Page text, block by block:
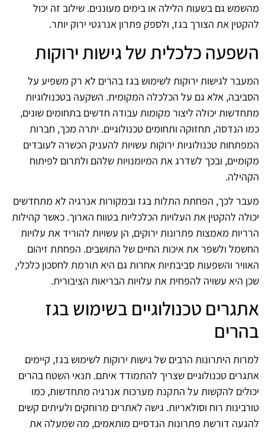
מהשמש גם בשעות הלילה או בימים מעוננים. שילוב זה יכול
להקטין את הצורך בגז, ולספק פתרון אנרגטי ירוק יותר.
השפעה כלכלית של גישות ירוקות
המעבר לגישות ירוקות לשימוש בגז בהרים לא רק משפיע על
הסביבה, אלא גם על הכלכלה המקומית. השקעה בטכנולוגיות
מתחדשות יכולה ליצור מקומות עבודה חדשים בתחומים שונים,
כמו הנדסה, תחזוקה ותחומים טכנולוגיים. יתרה מכך, חברות
המפתחות טכנולוגיות ירוקות עשויות להעניק הכשרה לעובדים
מקומיים, ובכך לשדרג את המיומנויות שלהם ולתרום לפיתוח
הקהילה.
מעבר לכך, הפחתת התלות בגז ובמקורות אנרגיה לא מתחדשים
יכולה להקטין את העלויות הכלכליות בטווח הארוך. כאשר קהילות
הרריות מאמצות פתרונות ירוקים, הן עשויות להוריד את עלויות
החשמל ולשפר את איכות החיים של התושבים. הפחתת זיהום
האוויר והשפעות סביבתיות אחרות גם היא תורמת לחסכון כלכלי,
שכן היא עשויה להפחית את עלויות הבריאות הציבורית.
אתגרים טכנולוגיים בשימוש בגז
בהרים
למרות היתרונות הרבים של גישות ירוקות לשימוש בגז, קיימים
אתגרים טכנולוגיים שצריך להתמודד איתם. תנאי השטח בהרים
יכולים להקשות על התקנת מערכות אנרגיה מתחדשות, כמו
טורבינות רוח וסולאריות. גישה לאתרים מרוחקים ולעיתים קשים
להגעה דורשת פתרונות הנדסיים מותאמים, מה שמעלה את